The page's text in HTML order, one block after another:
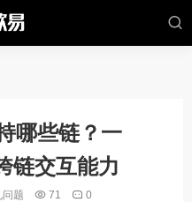
哪些链？一
链交互能力
问题 71 0